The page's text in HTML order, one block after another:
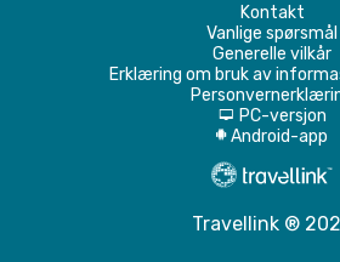
Kontakt
Vanlige spørsmål
Generelle vilkår
Erklæring om bruk av
d PC-versjon
A Android-app
Travellink ®